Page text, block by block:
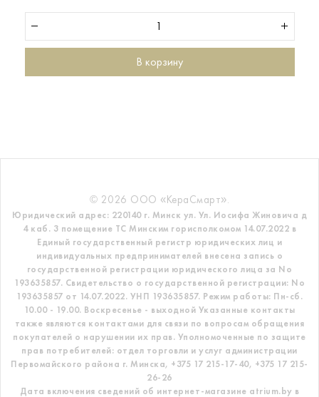
В корзину
© 2026 ООО «КераСмарт».
Юридический адрес: 220140 г. Минск ул. Ул. Иосифа Жиновича д
4 каб. 3 помещение ТС Минским горисполкомом 14.07.2022 в
Единый государственный регистр юридических лиц и
индивидуальных предпринимателей внесена запись о
государственной регистрации юридического лица за No
193635857. Свидетельство о государственной регистрации: No
193635857 от 14.07.2022. УНП 193635857. Режим работы: Пн-сб.
10.00 - 19.00. Воскресенье - выходной Указанные контакты
также являются контактами для связи по вопросам обращения
покупателей о нарушении их прав. Уполномоченные по защите
прав потребителей: отдел торговли и услуг администрации
Первомайского района г. Минска, +375 17 215-17-40, +375 17 215-
26-26
Дата включения сведений об интернет-магазине atrium.by в